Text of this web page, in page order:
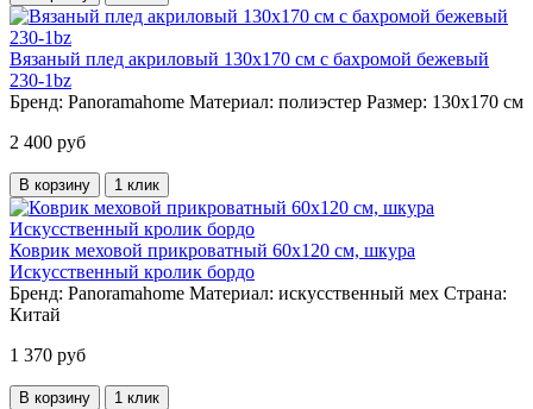
Вязаный плед акриловый 130х170 см с бахромой бежевый
230-1bz
Бренд: Panoramahome Материал: полиэстер Размер: 130х170 см
2 400 руб
В корзину 1 клик
Коврик меховой прикроватный 60х120 см, шкура
Искусственный кролик бордо
Бренд: Panoramahome Материал: искусственный мех Страна:
Китай
1 370 руб
В корзину 1 клик